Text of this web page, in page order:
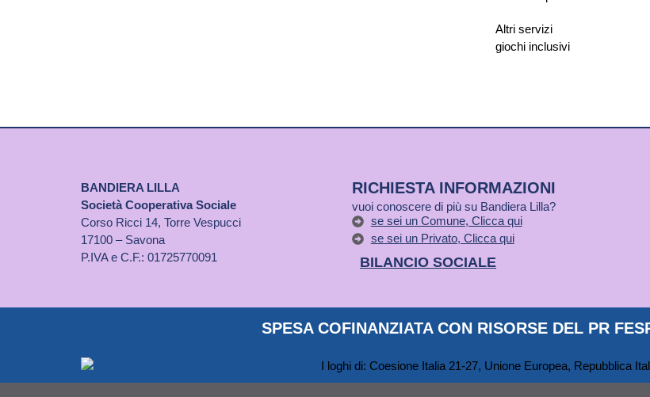
Altri servizi
giochi inclusivi
BANDIERA LILLA
Società Cooperativa Sociale
Corso Ricci 14, Torre Vespucci
17100 – Savona
P.IVA e C.F.: 01725770091
RICHIESTA INFORMAZIONI
vuoi conoscere di più su Bandiera Lilla?
se sei un Comune, Clicca qui
se sei un Privato, Clicca qui
BILANCIO SOCIALE
SPESA COFINANZIATA CON RISORSE DEL PR